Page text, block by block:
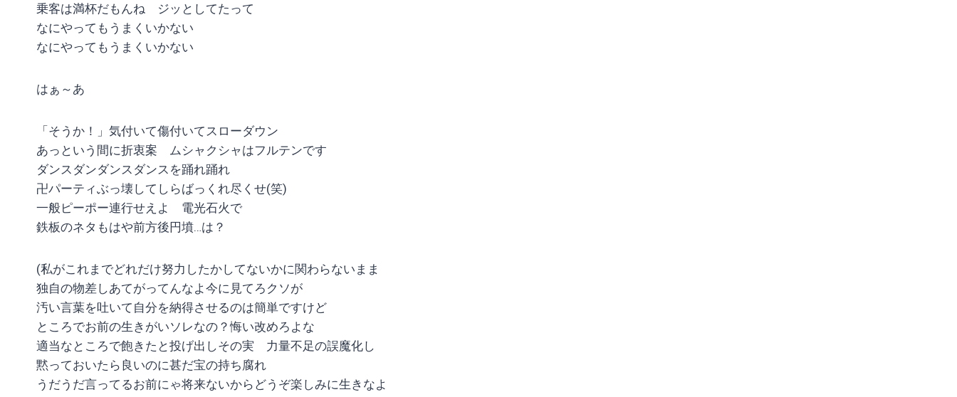
乗客は満杯だもんね ジッとしてたって
なにやってもうまくいかない
なにやってもうまくいかない
はぁ～あ
「そうか！」気付いて傷付いてスローダウン
あっという間に折衷案 ムシャクシャはフルテンです
ダンスダンダンスダンスを踊れ踊れ
卍パーティぶっ壊してしらばっくれ尽くせ(笑)
一般ピーポー連行せえよ 電光石火で
鉄板のネタもはや前方後円墳…は？
(私がこれまでどれだけ努力したかしてないかに関わらないまま
独自の物差しあてがってんなよ今に見てろクソが
汚い言葉を吐いて自分を納得させるのは簡単ですけど
ところでお前の生きがいソレなの？悔い改めろよな
適当なところで飽きたと投げ出しその実 力量不足の誤魔化し
黙っておいたら良いのに甚だ宝の持ち腐れ
うだうだ言ってるお前にゃ将来ないからどうぞ楽しみに生きなよ